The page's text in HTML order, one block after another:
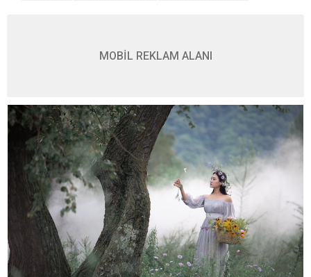
MOBİL REKLAM ALANI